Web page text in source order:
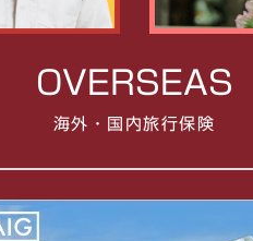
OVERSEAS
海外・国内旅行保険